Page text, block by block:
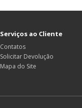
Serviços ao Cliente
Contatos
Solicitar Devolução
Mapa do Site